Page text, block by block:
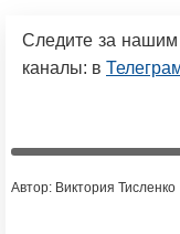
Следите за нашим
каналы: в
Автор: Виктория Тисленко